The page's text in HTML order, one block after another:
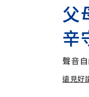
父
辛
聲音
遠見好